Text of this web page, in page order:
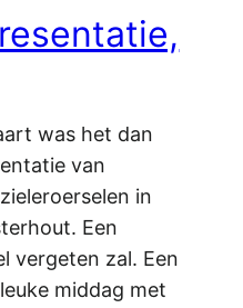
was het dan
van
in
Een
vergeten zal. Een
middag met